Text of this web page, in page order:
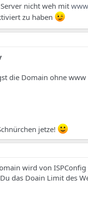
nicht weh mit
zu haben
die Domain ohne
jetze!
wird von
das Doain Limit des